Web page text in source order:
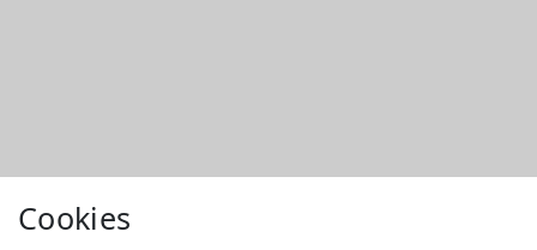
Cookies